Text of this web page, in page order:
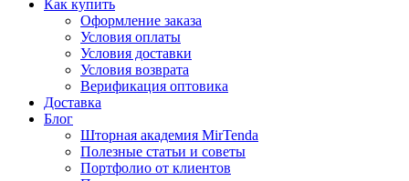
Как купить
Оформление заказа
Условия оплаты
Условия доставки
Условия возврата
Верификация оптовика
Доставка
Блог
Шторная академия MirTenda
Полезные статьи и советы
Портфолио от клиентов